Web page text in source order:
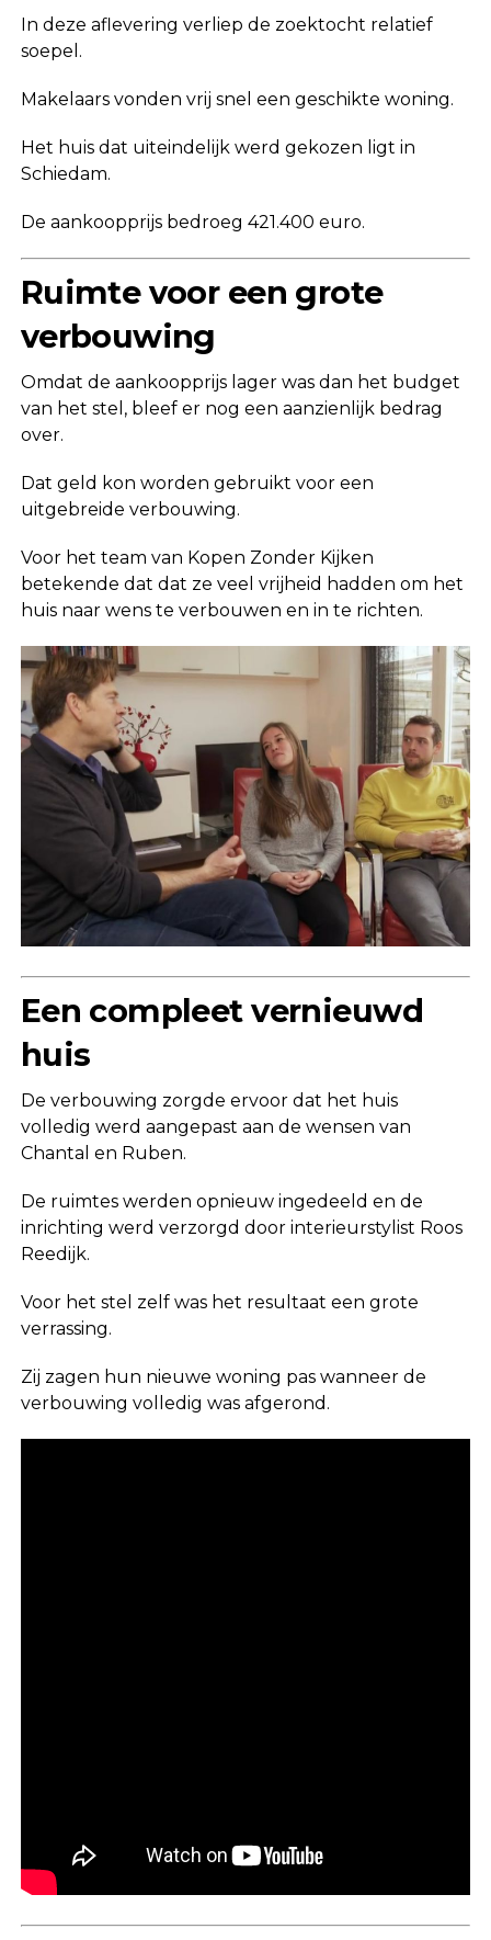
In deze aflevering verliep de zoektocht relatief
soepel.
Makelaars vonden vrij snel een geschikte woning.
Het huis dat uiteindelijk werd gekozen ligt in
Schiedam.
De aankoopprijs bedroeg 421.400 euro.
Ruimte voor een grote
verbouwing
Omdat de aankoopprijs lager was dan het budget
van het stel, bleef er nog een aanzienlijk bedrag
over.
Dat geld kon worden gebruikt voor een
uitgebreide verbouwing.
Voor het team van Kopen Zonder Kijken
betekende dat dat ze veel vrijheid hadden om het
huis naar wens te verbouwen en in te richten.
Een compleet vernieuwd
huis
De verbouwing zorgde ervoor dat het huis
volledig werd aangepast aan de wensen van
Chantal en Ruben.
De ruimtes werden opnieuw ingedeeld en de
inrichting werd verzorgd door interieurstylist Roos
Reedijk.
Voor het stel zelf was het resultaat een grote
verrassing.
Zij zagen hun nieuwe woning pas wanneer de
verbouwing volledig was afgerond.